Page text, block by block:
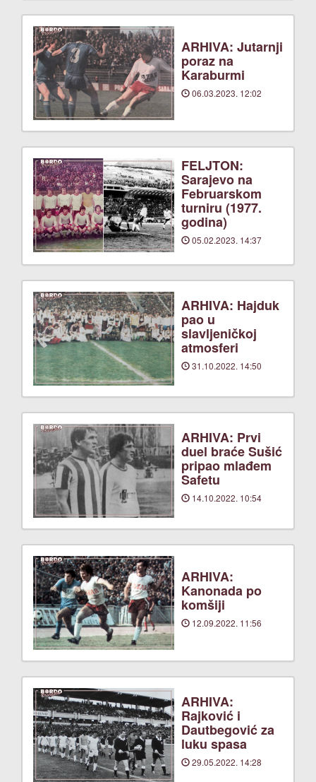
ARHIVA: Jutarnji
poraz na
Karaburmi
06.03.2023. 12:02
FELJTON:
Sarajevo na
Februarskom
turniru (1977.
godina)
05.02.2023. 14:37
ARHIVA: Hajduk
pao u
slavljeničkoj
atmosferi
31.10.2022. 14:50
ARHIVA: Prvi
duel braće Sušić
pripao mlađem
Safetu
14.10.2022. 10:54
ARHIVA:
Kanonada po
komšiji
12.09.2022. 11:56
ARHIVA:
Rajković i
Dautbegović za
luku spasa
29.05.2022. 14:28